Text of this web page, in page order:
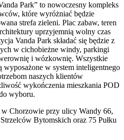
Park” to nowoczesny kompleks
które wyróżniać będzie
strefa zieleni. Plac zabaw, teren
uprzyjemnią wolny czas
Vanda Park składać się będzie z
w cichobieżne windy, parkingi
i wózkownię. Wszystkie
wyposażone w system inteligentnego
naszych klientów
wykończenia mieszkania POD
wyboru.
Chorzowie przy ulicy Wandy 66,
Bytomskich oraz 75 Pułku